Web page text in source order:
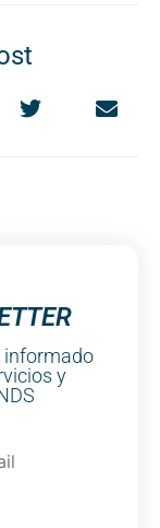
informado
y